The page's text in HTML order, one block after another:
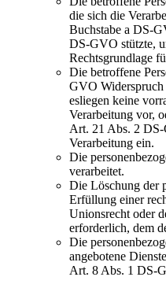
die sich die
Buchstabe a DS-
DS-GVO stützte,
Rechtsgrundlage
Die betroffene
GVO Widerspruch
esliegen keine
Verarbeitung vor,
Art. 21 Abs. 2
Verarbeitung ein.
Die
verarbeitet.
Die Löschung der
Erfüllung einer
Unionsrecht oder
erforderlich, dem
Die
angebotene
Art. 8 Abs. 1 DS-